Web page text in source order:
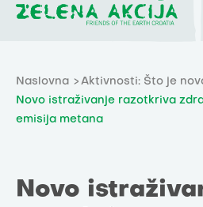
Naslovna
Aktivnosti: Što je
Novo istraživanje razotkriva
emisija metana
Novo